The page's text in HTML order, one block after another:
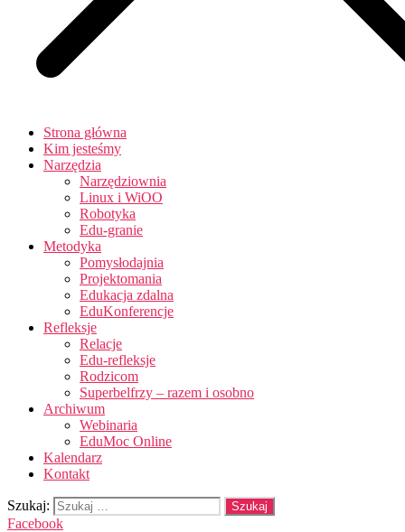
Strona główna
Kim jesteśmy
Narzędzia
Narzędziownia
Linux i WiOO
Robotyka
Edu-granie
Metodyka
Pomysłodajnia
Projektomania
Edukacja zdalna
EduKonferencje
Refleksje
Relacje
Edu-refleksje
Rodzicom
Superbelfrzy – razem i osobno
Archiwum
Webinaria
EduMoc Online
Kalendarz
Kontakt
Szukaj:
Facebook